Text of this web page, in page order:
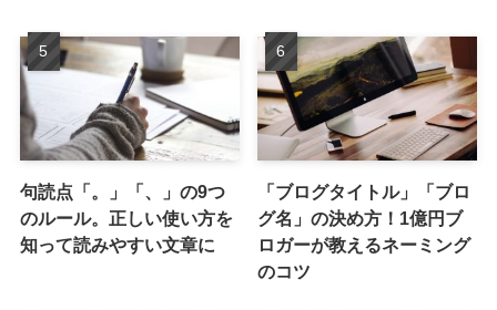
句読点「。」「、」の9つ
のルール。正しい使い方を
知って読みやすい文章に
「ブログタイトル」「ブロ
グ名」の決め方！1億円ブ
ロガーが教えるネーミング
のコツ